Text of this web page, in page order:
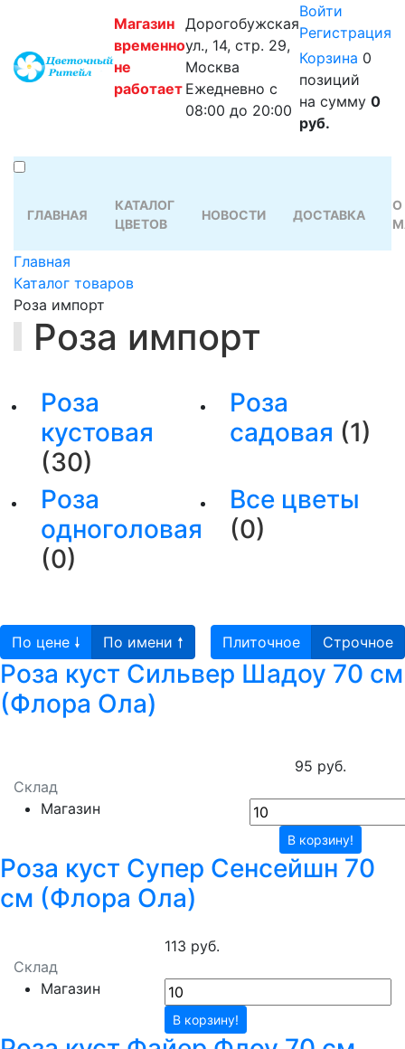
Магазин
временно
не
работает
Дорогобужская
ул., 14, стр. 29,
Москва
Ежедневно с
08:00 до 20:00
Войти
Регистрация
Корзина 0
позиций
на сумму 0
руб.
ГЛАВНАЯ
КАТАЛОГ
ЦВЕТОВ
НОВОСТИ ДОСТАВКА
О
Главная
Каталог товаров
Роза импорт
Роза импорт
Роза
кустовая
(30)
Роза
садовая (1)
Роза
одноголовая
(0)
Все цветы
(0)
По цене 🠗 По имени 🠕 Плиточное Строчное
Роза куст Сильвер Шадоу 70 см
(Флора Ола)
Склад
Магазин
95 руб.
В корзину!
Роза куст Супер Сенсейшн 70
см (Флора Ола)
Склад
Магазин
113 руб.
В корзину!